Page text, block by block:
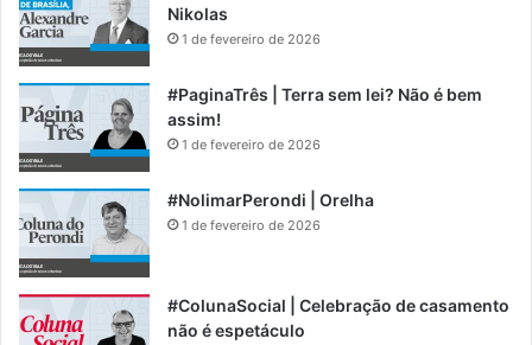
Nikolas
1 de fevereiro de 2026
#PaginaTrês | Terra sem lei? Não é bem
assim!
1 de fevereiro de 2026
#NolimarPerondi | Orelha
1 de fevereiro de 2026
#ColunaSocial | Celebração de casamento
não é espetáculo